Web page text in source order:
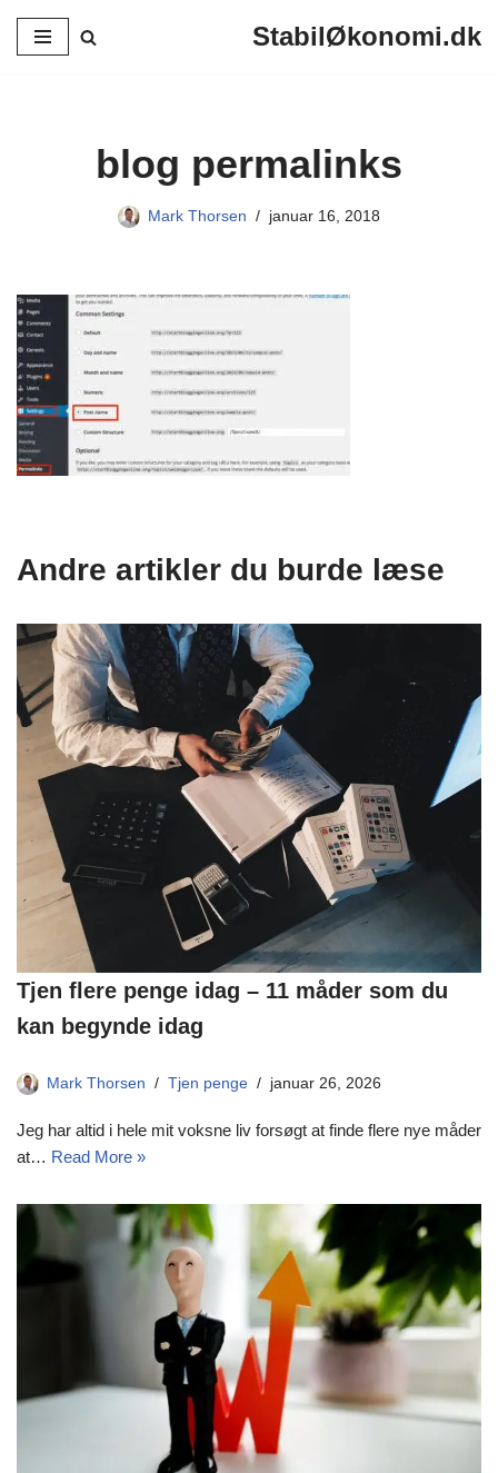
Spring
StabilØkonomi.dk
blog permalinks
Mark Thorsen januar 16, 2018
Andre artikler du burde læse
Tjen flere penge idag – 11 måder som du
kan begynde idag
Mark Thorsen Tjen penge januar 26, 2026
Jeg har altid i hele mit voksne liv forsøgt at finde flere nye måder
at… Read More »